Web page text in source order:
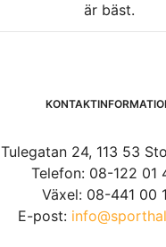
är bäst.
Tulegatan 24, 113 53
Telefon: 08-122 01
Växel: 08-441 00
E-post: